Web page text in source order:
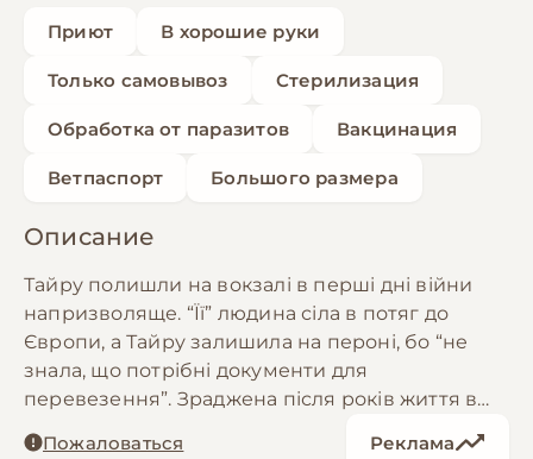
Приют В хорошие руки
Только самовывоз Стерилизация
Обработка от паразитов Вакцинация
Ветпаспорт Большого размера
Описание
Тайру полишли на вокзалі в перші дні війни
напризволяще. “Її” людина сіла в потяг до
Європи, а Тайру залишила на пероні, бо “не
знала, що потрібні документи для
перевезення”. Зраджена після років життя в
Пожаловаться Реклама